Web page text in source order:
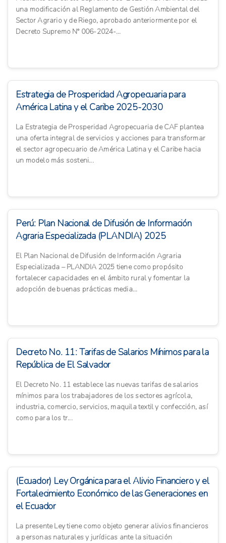
una modificación al Reglamento de Gestión Ambiental del
Sector Agrario y de Riego, aprobado anteriormente por el
Decreto Supremo N° 006-2024-...
Estrategia de Prosperidad Agropecuaria para
América Latina y el Caribe 2025-2030
La Estrategia de Prosperidad Agropecuaria de CAF plantea
una oferta integral de servicios y acciones para transformar
el sector agropecuario de América Latina y el Caribe hacia
un modelo más sosteni...
Perú: Plan Nacional de Difusión de Información
Agraria Especializada (PLANDIA) 2025
El Plan Nacional de Difusión de Información Agraria
Especializada – PLANDIA 2025 tiene como propósito
fortalecer capacidades en el ámbito rural y fomentar la
adopción de buenas prácticas media...
Decreto No. 11: Tarifas de Salarios Mínimos para la
República de El Salvador
El Decreto No. 11 establece las nuevas tarifas de salarios
mínimos para los trabajadores de los sectores agrícola,
industria, comercio, servicios, maquila textil y confección, así
como para los tr...
(Ecuador) Ley Orgánica para el Alivio Financiero y el
Fortalecimiento Económico de las Generaciones en
el Ecuador
La presente Ley tiene como objeto generar alivios financieros
a personas naturales y jurídicas ante la situación